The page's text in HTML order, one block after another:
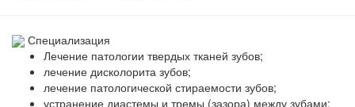
Специализация
Лечение патологии твердых тканей зубов;
лечение дисколорита зубов;
лечение патологической стираемости зубов;
устранение диастемы и тремы (зазора) между зубами;